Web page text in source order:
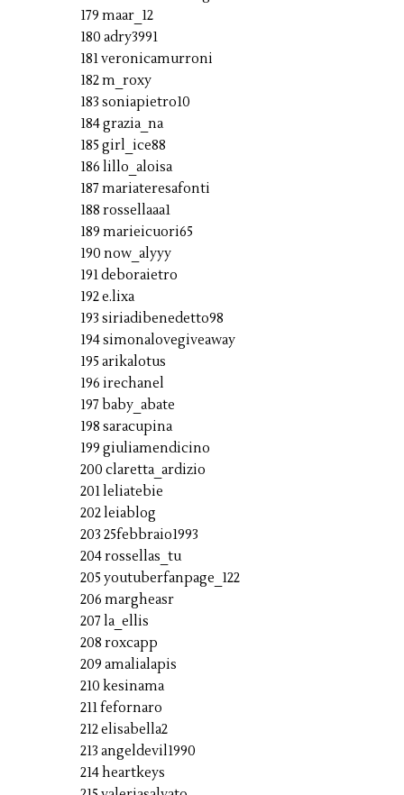
179 maar_12
180 adry3991
181 veronicamurroni
182 m_roxy
183 soniapietro10
184 grazia_na
185 girl_ice88
186 lillo_aloisa
187 mariateresafonti
188 rossellaaa1
189 marieicuori65
190 now_alyyy
191 deboraietro
192 e.lixa
193 siriadibenedetto98
194 simonalovegiveaway
195 arikalotus
196 irechanel
197 baby_abate
198 saracupina
199 giuliamendicino
200 claretta_ardizio
201 leliatebie
202 leiablog
203 25febbraio1993
204 rossellas_tu
205 youtuberfanpage_122
206 margheasr
207 la_ellis
208 roxcapp
209 amalialapis
210 kesinama
211 fefornaro
212 elisabella2
213 angeldevil1990
214 heartkeys